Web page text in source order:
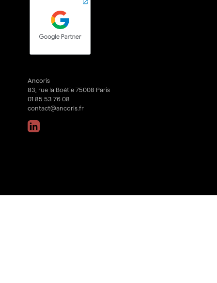
Ancoris
83, rue la Boétie 75008 Paris
01 85 53 76 08
contact@ancoris.fr